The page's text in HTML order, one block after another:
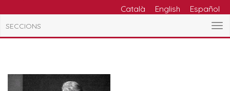
Català English Español
SECCIONS